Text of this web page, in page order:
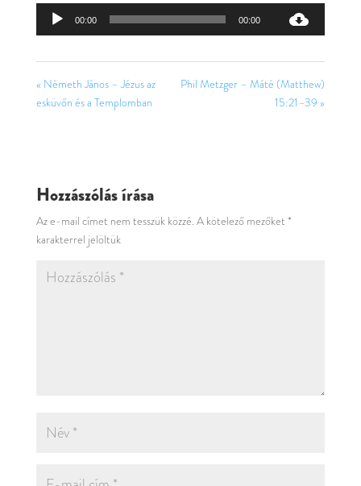
Audió
00:00 00:00
« Németh János – Jézus az
esküvőn és a Templomban
Phil Metzger – Máté (Matthew)
15:21–39 »
Hozzászólás írása
Az e-mail címet nem tesszük közzé. A kötelező mezőket *
karakterrel jelöltük